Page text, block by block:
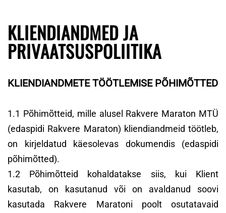
KLIENDIANDMED JA
PRIVAATSUSPOLIITIKA
KLIENDIANDMETE TÖÖTLEMISE PÕHIMÕTTED
1.1 Põhimõtteid, mille alusel Rakvere Maraton MTÜ
(edaspidi Rakvere Maraton) kliendiandmeid töötleb,
on kirjeldatud käesolevas dokumendis (edaspidi
põhimõtted).
1.2 Põhimõtteid kohaldatakse siis, kui Klient
kasutab, on kasutanud või on avaldanud soovi
kasutada Rakvere Maratoni poolt osutatavaid